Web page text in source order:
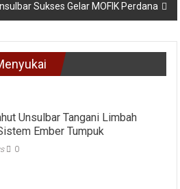
Sukses Gelar MOFIK Perdana
Unsulbar Tangani Limbah
Ember Tumpuk
0